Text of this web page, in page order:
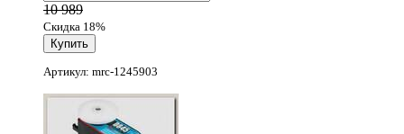
10 989
Скидка 18%
Артикул: mrc-1245903